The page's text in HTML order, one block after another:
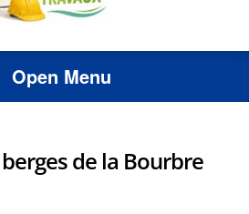
Open Menu
de la Bourbre